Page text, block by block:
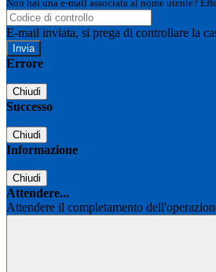
Non hai una e-mail associata al nome utente?
E-mail inviata, si prega di controllare la
Errore
Chiudi
Successo
Chiudi
Informazione
Chiudi
Attendere...
Attendere il completamento